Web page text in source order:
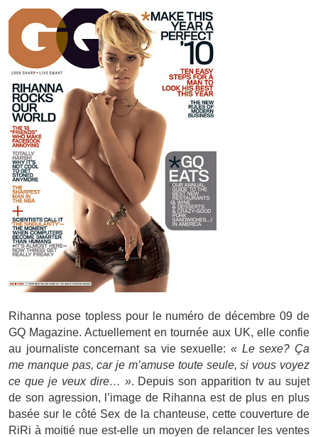
Rihanna pose topless pour le numéro de décembre 09 de
GQ Magazine. Actuellement en tournée aux UK, elle confie
au journaliste concernant sa vie sexuelle: « Le sexe? Ça
me manque pas, car je m’amuse toute seule, si vous voyez
ce que je veux dire… ». Depuis son apparition tv au sujet
de son agression, l’image de Rihanna est de plus en plus
basée sur le côté Sex de la chanteuse, cette couverture de
RiRi à moitié nue est-elle un moyen de relancer les ventes